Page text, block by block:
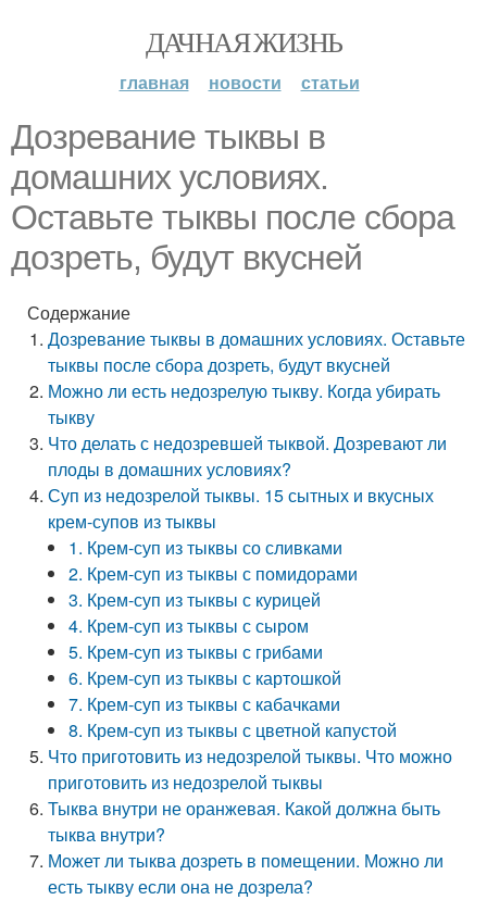
ДАЧНАЯ ЖИЗНЬ
главная новости статьи
Дозревание тыквы в
домашних условиях.
Оставьте тыквы после сбора
дозреть, будут вкусней
Содержание
Дозревание тыквы в домашних условиях. Оставьте
тыквы после сбора дозреть, будут вкусней
Можно ли есть недозрелую тыкву. Когда убирать
тыкву
Что делать с недозревшей тыквой. Дозревают ли
плоды в домашних условиях?
Суп из недозрелой тыквы. 15 сытных и вкусных
крем-супов из тыквы
1. Крем-суп из тыквы со сливками
2. Крем-суп из тыквы с помидорами
3. Крем-суп из тыквы с курицей
4. Крем-суп из тыквы с сыром
5. Крем-суп из тыквы с грибами
6. Крем-суп из тыквы с картошкой
7. Крем-суп из тыквы с кабачками
8. Крем-суп из тыквы с цветной капустой
Что приготовить из недозрелой тыквы. Что можно
приготовить из недозрелой тыквы
Тыква внутри не оранжевая. Какой должна быть
тыква внутри?
Может ли тыква дозреть в помещении. Можно ли
есть тыкву если она не дозрела?